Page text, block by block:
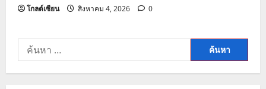
โกลด์เซียน สิงหาคม 4, 2026 0
ค้นหา
สำหรับ: